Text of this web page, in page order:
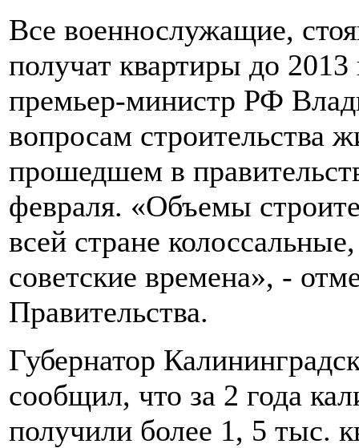
Все военнослужащие,
получат квартиры до 2013
премьер-министр РФ
вопросам строительства
прошедшем в
февраля. «Объемы
всей стране
советские времена», -
Правительства.
Губернатор
сообщил, что за 2 года
получили более 1, 5 тыс.